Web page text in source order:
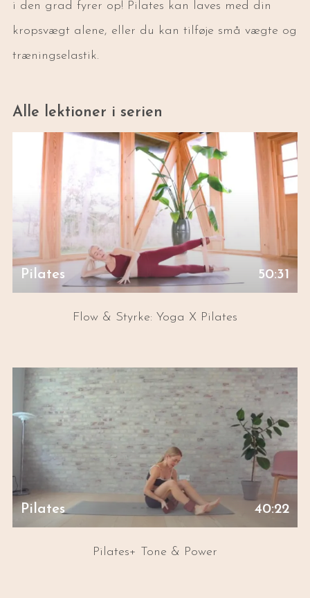
i den grad fyrer op! Pilates kan laves med din
kropsvægt alene, eller du kan tilføje små vægte og
træningselastik.
Alle lektioner i serien
Pilates 50:31
Flow & Styrke: Yoga X Pilates
Pilates 40:22
Pilates+ Tone & Power